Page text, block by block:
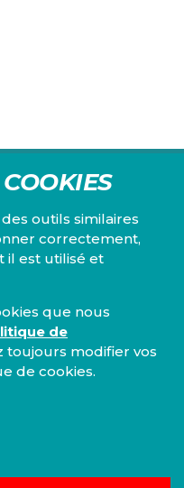
outils similaires
correctement,
il est utilisé et
que nous
de
toujours modifier vos
de cookies.
Vandervelde se
les questions d'ordre
politique,